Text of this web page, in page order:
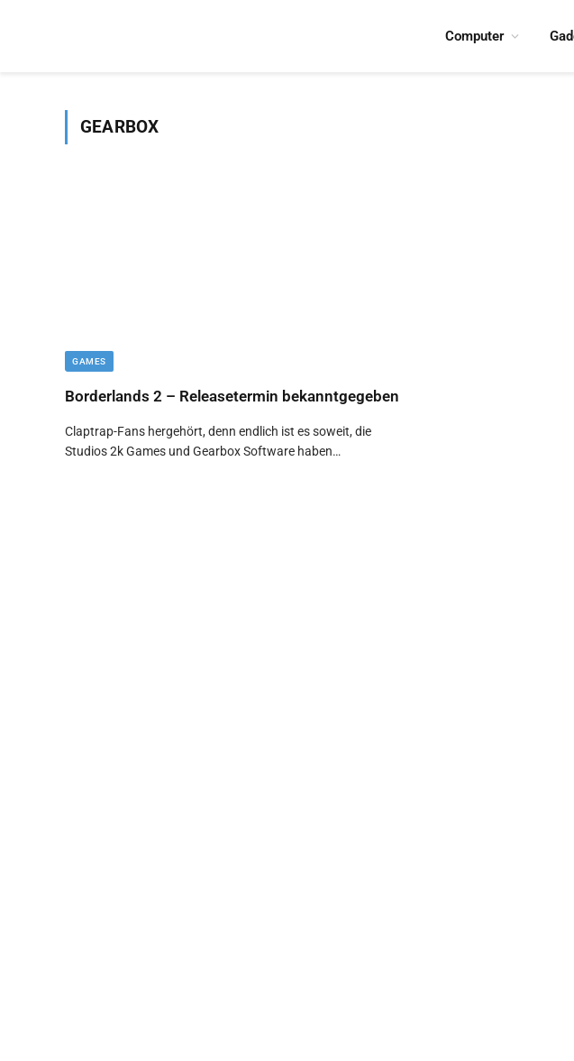
Computer
GEARBOX
GAMES
Borderlands 2 – Releasetermin bekanntgegeben
Claptrap-Fans hergehört, denn endlich ist es soweit, die
Studios 2k Games und Gearbox Software haben…